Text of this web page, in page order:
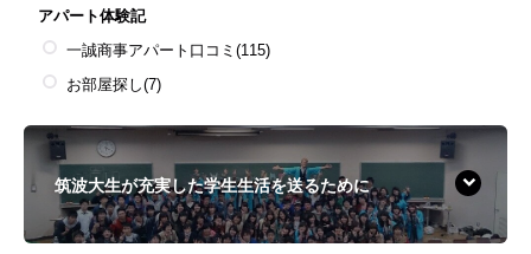
アパート体験記
一誠商事アパート口コミ (115)
お部屋探し(7)
筑波大生が充実した学生生活を送るために